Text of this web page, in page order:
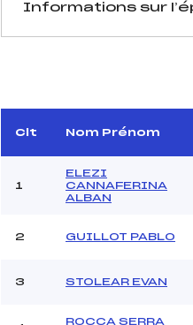
Informations sur
Arbitre :
Assistant :
Heure de départ :
Ouvreurs A :
Clt Nom Prénom
1
ELEZI
CANNAFERINA
ALBAN
2 GUILLOT PABLO
3 STOLEAR EVAN
ROCCA SERRA